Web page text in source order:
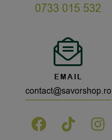
0733 015 532
EMAIL
contact@savorshop.ro